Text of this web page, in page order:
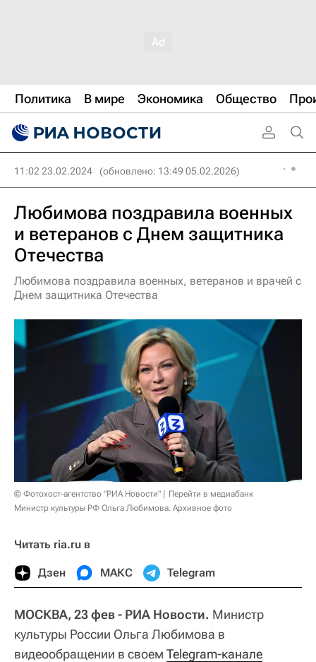
Политика В мире Экономика Общество
11:02 23.02.2024 (обновлено: 13:49 05.02.2026)
Любимова поздравила военных
и ветеранов с Днем защитника
Отечества
Любимова поздравила военных, ветеранов и врачей с
Днем защитника Отечества
© Фотохост-агентство "РИА Новости"
Перейти в медиабанк
Министр культуры РФ Ольга Любимова. Архивное фото
Читать ria.ru в
Дзен МАКС Telegram
МОСКВА, 23 фев - РИА Новости. Министр
культуры России Ольга Любимова в
видеообращении в своем Telegram-канале